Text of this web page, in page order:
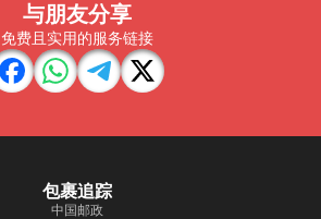
与朋友分享
免费且实用的服务链接
包裹追踪
中国邮政